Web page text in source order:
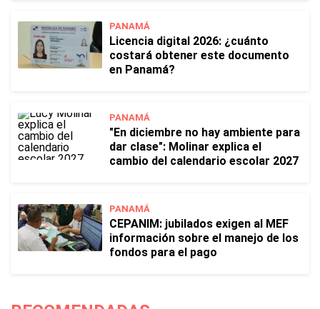
PANAMÁ
Licencia digital 2026: ¿cuánto
costará obtener este documento
en Panamá?
PANAMÁ
"En diciembre no hay ambiente para
dar clase": Molinar explica el
cambio del calendario escolar 2027
PANAMÁ
CEPANIM: jubilados exigen al MEF
información sobre el manejo de los
fondos para el pago